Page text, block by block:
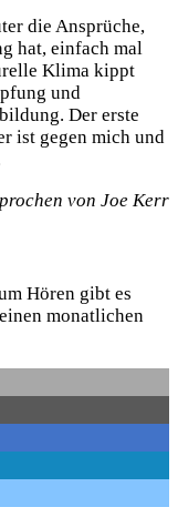
die Ansprüche,
hat, einfach mal
Klima kippt
und
Der erste
ist gegen mich und
von Joe Kerr
Hören gibt es
einen monatlichen